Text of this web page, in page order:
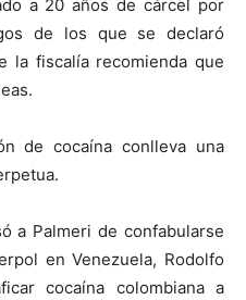
a 20 años de cárcel por
de los que se declaró
la fiscalía recomienda que
de cocaína conlleva una
a Palmeri de confabularse
en Venezuela, Rodolfo
cocaína colombiana a